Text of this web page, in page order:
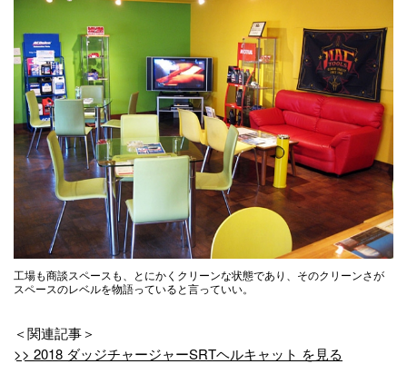
工場も商談スペースも、とにかくクリーンな状態であり、そのクリーンさが
スペースのレベルを物語っていると言っていい。
＜関連記事＞
>> 2018 ダッジチャージャーSRTヘルキャット を見る